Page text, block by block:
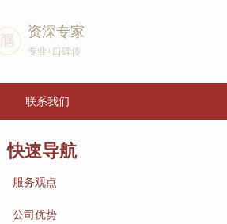
资深专家
专业+口碑传
联系我们
快速导航
服务观点
▶
公司优势